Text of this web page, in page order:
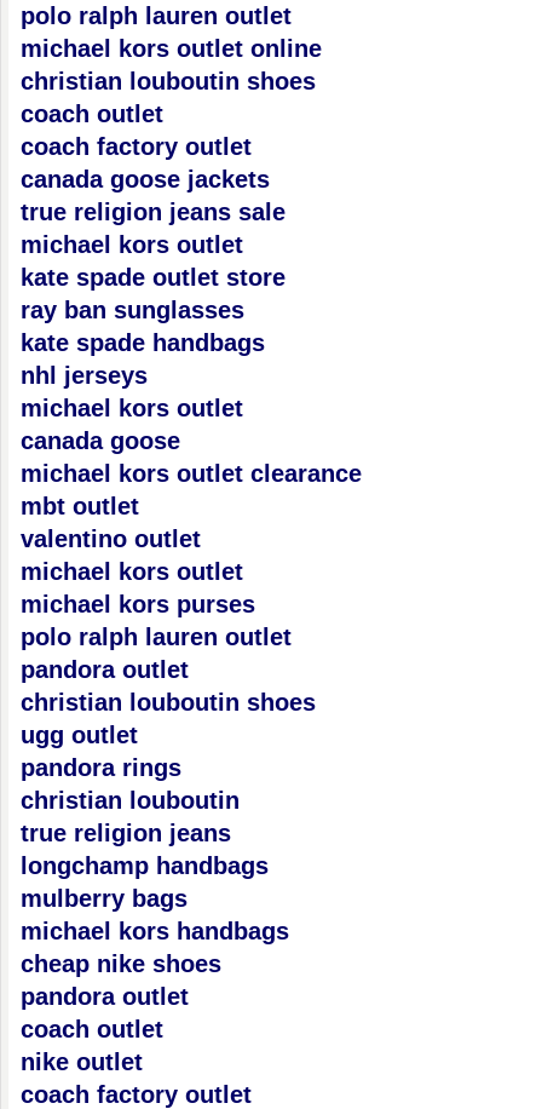
polo ralph lauren outlet
michael kors outlet online
christian louboutin shoes
coach outlet
coach factory outlet
canada goose jackets
true religion jeans sale
michael kors outlet
kate spade outlet store
ray ban sunglasses
kate spade handbags
nhl jerseys
michael kors outlet
canada goose
michael kors outlet clearance
mbt outlet
valentino outlet
michael kors outlet
michael kors purses
polo ralph lauren outlet
pandora outlet
christian louboutin shoes
ugg outlet
pandora rings
christian louboutin
true religion jeans
longchamp handbags
mulberry bags
michael kors handbags
cheap nike shoes
pandora outlet
coach outlet
nike outlet
coach factory outlet